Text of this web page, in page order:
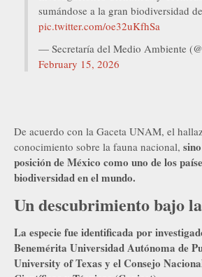
sumándose a la gran biodiversidad
pic.twitter.com/oe32uKfhSa
— Secretaría del Medio Ambiente
February 15, 2026
De acuerdo con la Gaceta UNAM, el
conocimiento sobre la fauna nacional,
posición de México como uno de los
biodiversidad en el mundo.
Un descubrimiento bajo
La especie fue identificada por
Benemérita Universidad Autónoma de
University of Texas y el Consejo